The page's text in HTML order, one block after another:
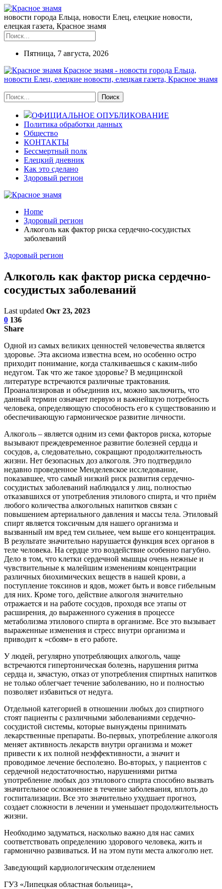
новости города Ельца, новости Елец, елецкие новости,
елецкая газета, Красное знамя
Пятница, 7 августа, 2026
Красное знамя - новости города Ельца,
новости Елец, елецкие новости, елецкая газета, Красное знамя
ОФИЦИАЛЬНОЕ ОПУБЛИКОВАНИЕ
Политика обработки данных
Общество
КОНТАКТЫ
Бессмертный полк
Елецкий дневник
Как это сделано
Здоровый регион
Home
Здоровый регион
Алкоголь как фактор риска сердечно-сосудистых
заболеваний
Здоровый регион
Алкоголь как фактор риска сердечно-
сосудистых заболеваний
Last updated Окт 23, 2023
0 136
Share
Одной из самых великих ценностей человечества является
здоровье. Эта аксиома известна всем, но особенно остро
приходит понимание, когда сталкиваешься с каким-либо
недугом. Так что же такое здоровье? В медицинской
литературе встречаются различные трактования.
Проанализировав и объединив их, можно заключить, что
данный термин означает первую и важнейшую потребность
человека, определяющую способность его к существованию и
обеспечивающую гармоническое развитие личности.
Алкоголь – является одним из семи факторов риска, которые
вызывают преждевременное развитие болезней сердца и
сосудов, а, следовательно, сокращают продолжительность
жизни. Нет безопасных доз алкоголя. Это подтвердило
недавно проведенное Менделевское исследование,
показавшее, что самый низкий риск развития сердечно-
сосудистых заболеваний наблюдался у лиц, полностью
отказавшихся от употребления этилового спирта, и что приём
любого количества алкогольных напитков связан с
повышением артериального давления и массы тела. Этиловый
спирт является токсичным для нашего организма и
вызванный им вред тем сильнее, чем выше его концентрация.
В результате значительно нарушается функция всех органов в
теле человека. На сердце это воздействие особенно пагубно.
Дело в том, что клетки сердечной мышцы очень нежные и
чувствительные к малейшим изменениям концентрации
различных биохимических веществ в нашей крови, а
поступление токсинов и ядов, может быть и вовсе гибельным
для них. Кроме того, действие алкоголя значительно
отражается и на работе сосудов, проходя все этапы от
расширения, до выраженного сужения в процессе
метаболизма этилового спирта в организме. Все это вызывает
выраженные изменения и стресс внутри организма и
приводит к «сбоям» в его работе.
У людей, регулярно употребляющих алкоголь, чаще
встречаются гипертоническая болезнь, нарушения ритма
сердца и, зачастую, отказ от употребления спиртных напитков
не только облегчает течение заболеванию, но и полностью
позволяет избавиться от недуга.
Отдельной категорией в отношении любых доз спиртного
стоят пациенты с различными заболеваниями сердечно-
сосудистой системы, которые вынуждены принимать
лекарственные препараты. Во-первых, употребление алкоголя
меняет активность лекарств внутри организма и может
привести к их полной неэффективности, а значит и
проводимое лечение бесполезно. Во-вторых, у пациентов с
сердечной недостаточностью, нарушениями ритма
употребление любых доз этилового спирта способно вызвать
значительное осложнение в течение заболевания, вплоть до
госпитализации. Все это значительно ухудшает прогноз,
создает сложности в лечении и уменьшает продолжительность
жизни.
Необходимо задуматься, насколько важно для нас самих
соответствовать определению здорового человека, жить и
гармонично развиваться. И на этом пути места алкоголю нет.
Заведующий кардиологическим отделением
ГУЗ «Липецкая областная больница»,